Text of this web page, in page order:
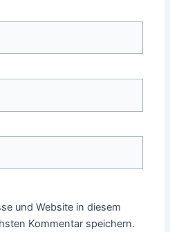
und Website in diesem
Kommentar speichern.